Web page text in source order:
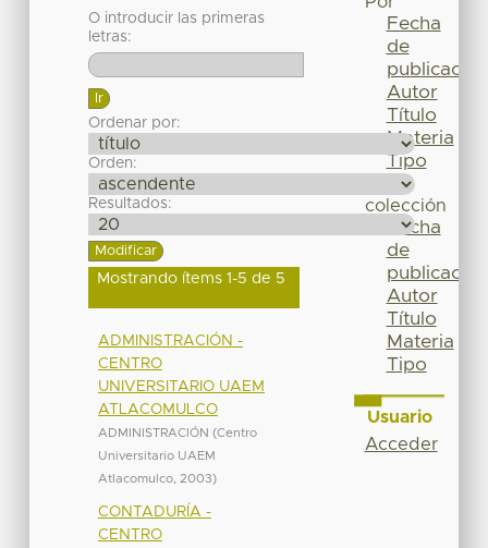
O introducir las primeras
letras:
Ordenar por:
Orden:
Resultados:
Mostrando ítems 1-5 de 5
ADMINISTRACIÓN -
CENTRO
UNIVERSITARIO UAEM
ATLACOMULCO
ADMINISTRACIÓN (Centro
Universitario UAEM
Atlacomulco, 2003)
CONTADURÍA -
CENTRO
Fecha
de
publicación
Autor
Título
Materia
Tipo
colección
Fecha
de
publicación
Autor
Título
Materia
Tipo
Usuario
Acceder